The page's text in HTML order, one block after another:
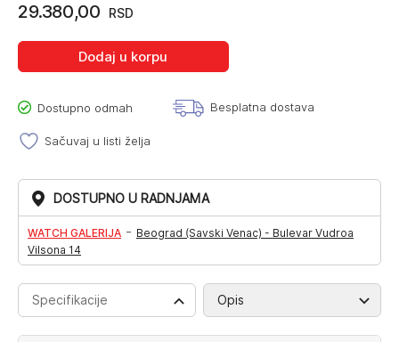
29.380,00 RSD
Dodaj u korpu
Dostupno odmah Besplatna dostava
Sačuvaj u listi želja
DOSTUPNO U RADNJAMA
WATCH GALERIJA - Beograd (Savski Venac) - Bulevar Vudroa
Vilsona 14
Specifikacije Opis